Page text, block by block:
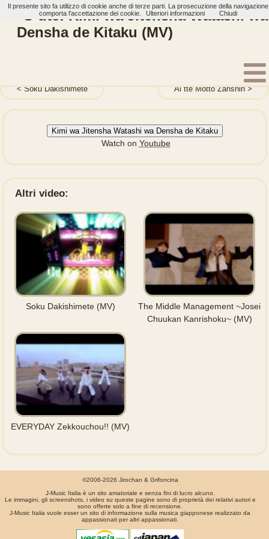
°C-ute: Kimi wa Jitensha Watashi wa
Densha de Kitaku (MV)
Soku Dakishimete Ai tte Motto Zanshin
Kimi wa Jitensha Watashi wa Densha de Kitaku
Watch on Youtube
Altri video:
Soku Dakishimete (MV)
The Middle Management ~Josei
Chuukan Kanrishoku~ (MV)
EVERYDAY Zekkouchou!! (MV)
©2006-2026 Jirochan & Grifoncina
J-Music Italia è un sito amatoriale e senza fini di lucro alcuno.
Le immagini, gli screenshots, i video su queste pagine sono di proprietà dei relativi autori e
sono offerte solo a fine di recensione.
J-Music Italia vuole esser un sito di informazione sulla musica giapponese realizzato da
appassionati per altri appassionati.
Il presente sito fa utilizzo di cookie anche di terze parti. La prosecuzione della navigazione
comporta l'accettazione dei cookie.
Ulteriori informazioni Chiudi